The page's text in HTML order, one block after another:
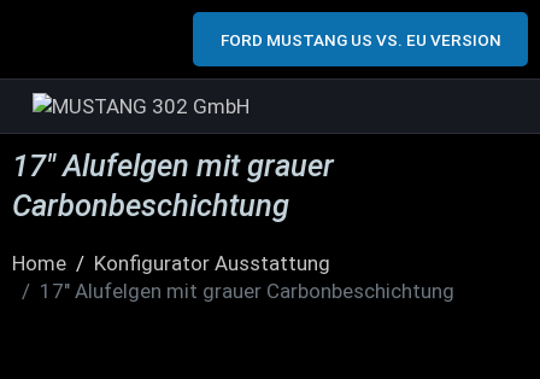
FORD MUSTANG US VS. EU VERSION
17″ Alufelgen mit grauer
Carbonbeschichtung
Home
Konfigurator Ausstattung
17" Alufelgen mit grauer Carbonbeschichtung